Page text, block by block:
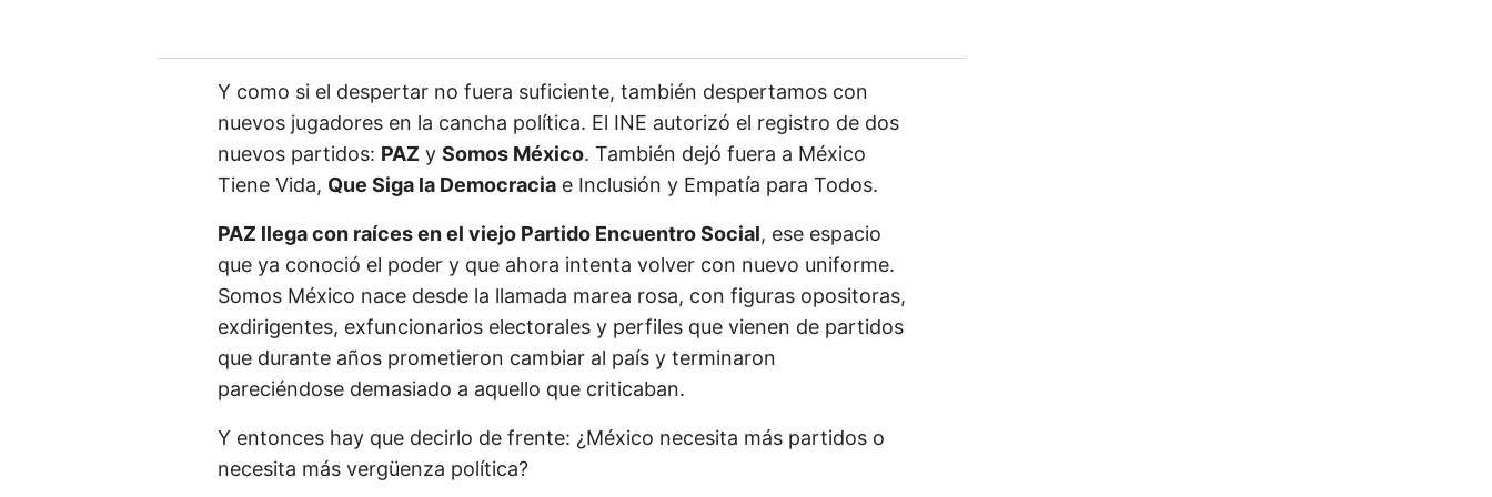
Y como si el despertar no fuera suficiente, también despertamos con
nuevos jugadores en la cancha política. El INE autorizó el registro de dos
nuevos partidos: PAZ y Somos México. También dejó fuera a México
Tiene Vida, Que Siga la Democracia e Inclusión y Empatía para Todos.
PAZ llega con raíces en el viejo Partido Encuentro Social, ese espacio
que ya conoció el poder y que ahora intenta volver con nuevo uniforme.
Somos México nace desde la llamada marea rosa, con figuras opositoras,
exdirigentes, exfuncionarios electorales y perfiles que vienen de partidos
que durante años prometieron cambiar al país y terminaron
pareciéndose demasiado a aquello que criticaban.
Y entonces hay que decirlo de frente: ¿México necesita más partidos o
necesita más vergüenza política?